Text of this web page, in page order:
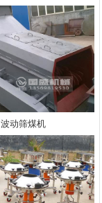
波动筛煤机